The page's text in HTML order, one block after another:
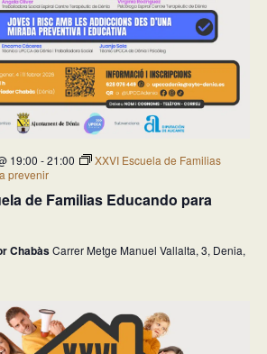
de Familias Educando para
19:00 -21:00
XXVI Escuela de Familias
prevenir
ChabàsCarrer Metge Manuel Vallalta, 3, Denia,